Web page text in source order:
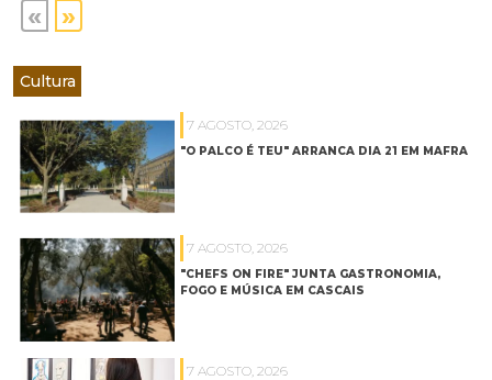
« »
Cultura
7 AGOSTO, 2026
"O PALCO É TEU" ARRANCA DIA 21 EM MAFRA
7 AGOSTO, 2026
"CHEFS ON FIRE" JUNTA GASTRONOMIA,
FOGO E MÚSICA EM CASCAIS
7 AGOSTO, 2026